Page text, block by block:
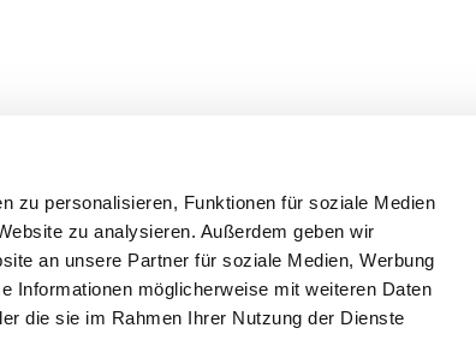
zu personalisieren, Funktionen für soziale Medien
zu analysieren. Außerdem geben wir
an unsere Partner für soziale Medien, Werbung
Informationen möglicherweise mit weiteren Daten
die sie im Rahmen Ihrer Nutzung der Dienste